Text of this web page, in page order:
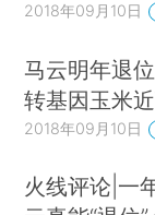
2018年09月10日
马云明年退
转基因玉米
2018年09月10日
火线评论|一